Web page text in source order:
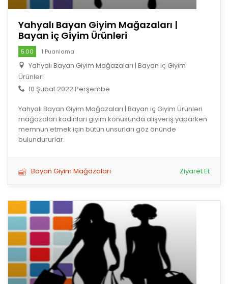
Yahyalı Bayan Giyim Mağazaları |
Bayan iç Giyim Ürünleri
5.00 1 Puanlama
Yahyalı Bayan Giyim Mağazaları | Bayan iç Giyim
Ürünleri
10 Şubat 2022 Perşembe
Yahyalı Bayan Giyim Mağazaları | Bayan iç Giyim Ürünleri
mağazaları kadınları giyim konusunda alışveriş yaparken
memnun etmek için bütün unsurları göz önünde
bulundururlar.
Bayan Giyim Mağazaları Ziyaret Et